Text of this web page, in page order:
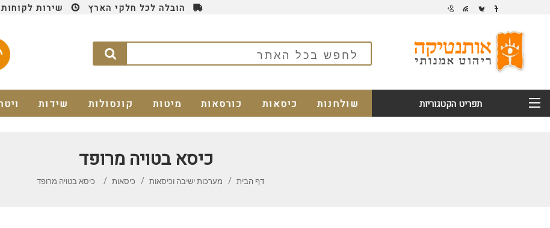
הובלה לכל חלקי הארץ שירות לקוחות 24\7
שולחנות כיסאות כורסאות מיטות קונסולות שידות תפריט הקטגוריות
כיסא בטויה מרופד
דף הבית מערכות ישיבה וכיסאות כיסאות כיסא בטויה מרופד